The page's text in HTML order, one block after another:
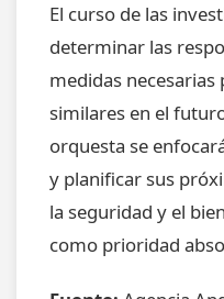
El curso de las
determinar las
medidas
similares en el
orquesta se
y planificar sus
la seguridad y el
como prioridad